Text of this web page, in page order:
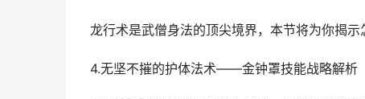
龙行术是武僧身法的顶尖境界，本节将为你揭
4.无坚不摧的护体法术——金钟罩技能战略解析